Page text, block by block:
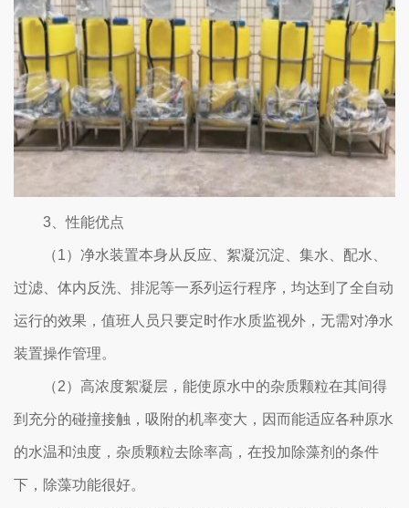
3、性能优点
（1）净水装置本身从反应、絮凝沉淀、集水、配水、
过滤、体内反洗、排泥等一系列运行程序，均达到了全自动
运行的效果，值班人员只要定时作水质监视外，无需对净水
装置操作管理。
（2）高浓度絮凝层，能使原水中的杂质颗粒在其间得
到充分的碰撞接触，吸附的机率变大，因而能适应各种原水
的水温和浊度，杂质颗粒去除率高，在投加除藻剂的条件
下，除藻功能很好。